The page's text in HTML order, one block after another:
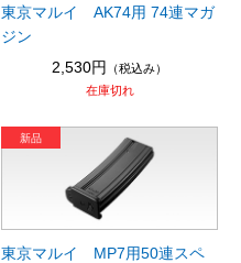
東京マルイ AK74用 74連マガ
ジン
2,530円
（税込み）
在庫切れ
東京マルイ MP7用50連スペ